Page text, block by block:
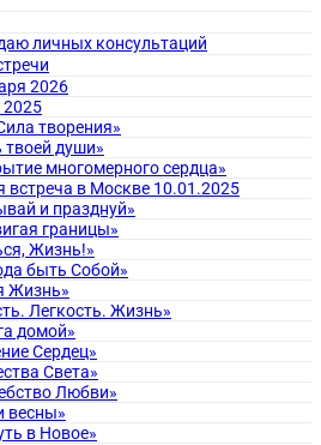
личных консультаций
2026
2025
творения»
души»
многомерного сердца»
встреча в Москве 10.01.2025
и празднуй»
границы»
Жизнь!»
быть Собой»
Жизнь»
Легкость. Жизнь»
домой»
Сердец»
Света»
Любви»
весны»
в Новое»